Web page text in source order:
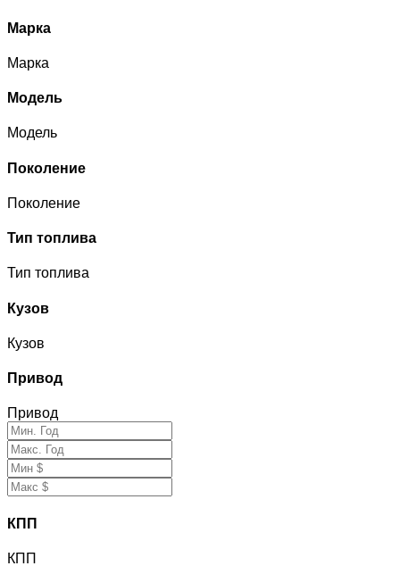
Марка
Марка
Модель
Модель
Поколение
Поколение
Тип топлива
Тип топлива
Кузов
Кузов
Привод
Привод
КПП
КПП